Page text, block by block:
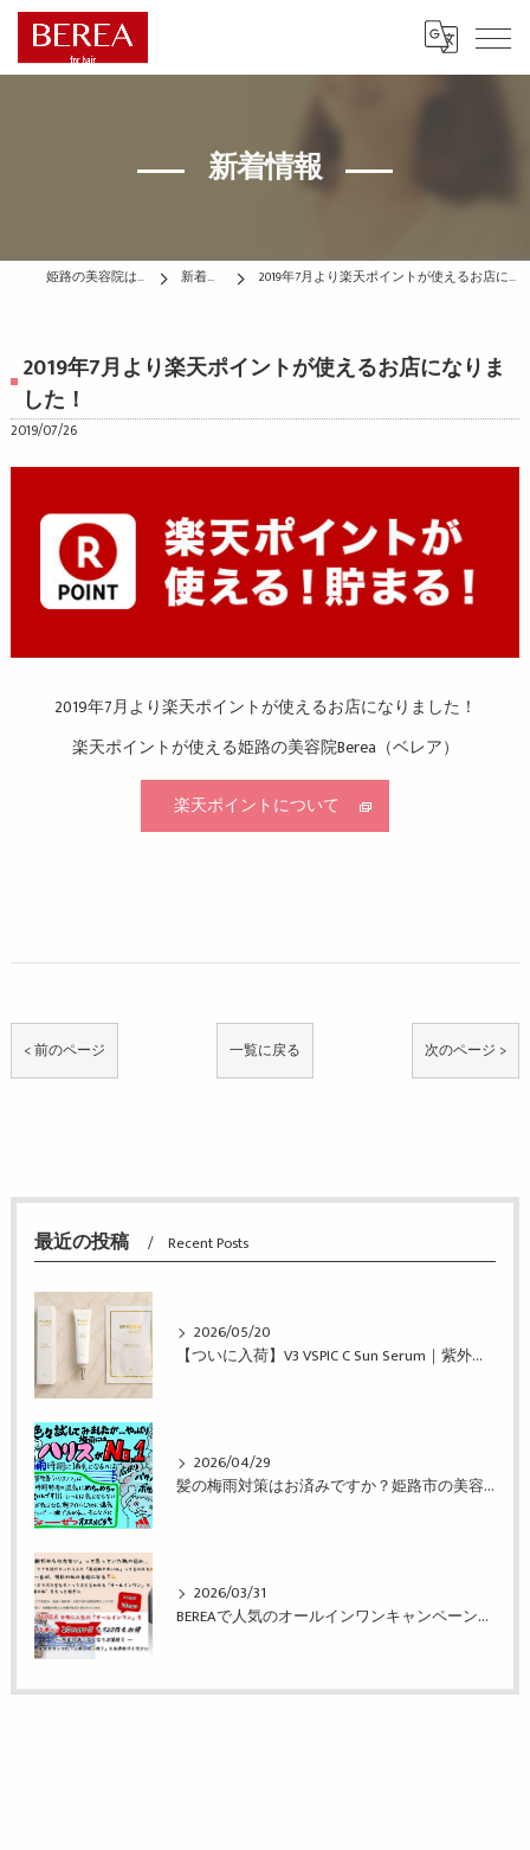
新着情報
姫路の美容院はBEREA 新着情報 2019年7月より楽天ポイントが使えるお店になりました！
2019年7月より楽天ポイントが使えるお店になりま
した！
2019/07/26
2019年7月より楽天ポイントが使えるお店になりました！
楽天ポイントが使える姫路の美容院Berea（ベレア）
楽天ポイントについて
< 前のページ 一覧に戻る 次のページ >
最近の投稿 Recent Posts
2026/05/20
【ついに入荷】V3 VSPIC C Sun Serum｜紫外線対策しながら美肌ケア｜姫路の美容院 BEREA
2026/04/29
髪の梅雨対策はお済みですか？姫路市の美容院BEREA(ベレア)はお客様のキレイを叶える美容室／ヘアサロン
2026/03/31
BEREAで人気のオールインワンキャンペーン！姫路市の美容院BEREA(ベレア)はお客様のキレイを叶える美容室／ヘアサロン